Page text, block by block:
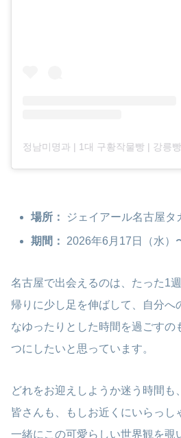
場所： ジェイアール名古屋タ
期間： 2026年6月17日（水）
名古屋で出会えるのは、たった1
帰りに少し足を伸ばして、自分へ
なゆったりとした時間を過ごすの
つにしたいと思っています。
どれをお迎えしようか迷う時間も
皆さんも、もしお近くにいらっし
一緒にこの可愛らしい世界観を覗